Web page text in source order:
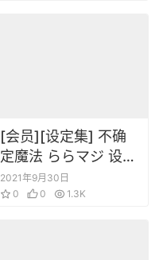
[会员][设定集] 不确
定魔法 ららマジ 设定
画集1+2
2021年9月30日
0
0 1.3K